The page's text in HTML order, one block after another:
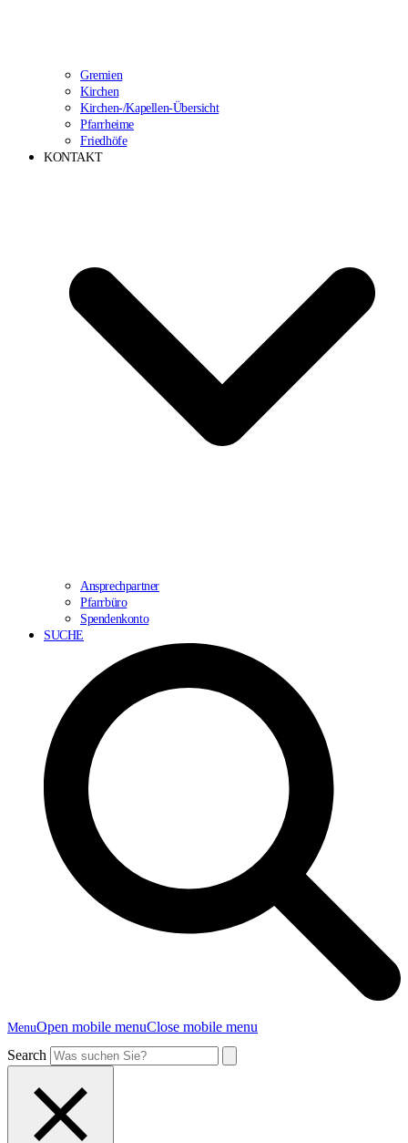
Gremien
Kirchen
Kirchen-/Kapellen-Übersicht
Pfarrheime
Friedhöfe
KONTAKT
Ansprechpartner
Pfarrbüro
Spendenkonto
SUCHE
MenuOpen mobile menuClose mobile menu
Search